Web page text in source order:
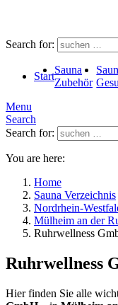
Search for:
Start
Sauna
Zubehör
Menu
Search
Search for:
You are here:
Home
Sauna Verzeichnis
Nordrhein-
Mülheim an der
Ruhrwellness
Ruhrwellness
Hier finden Sie alle